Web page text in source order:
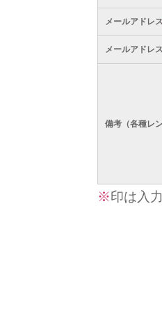
メールアドレス
メールアドレ
備考（各種レ
※印は入